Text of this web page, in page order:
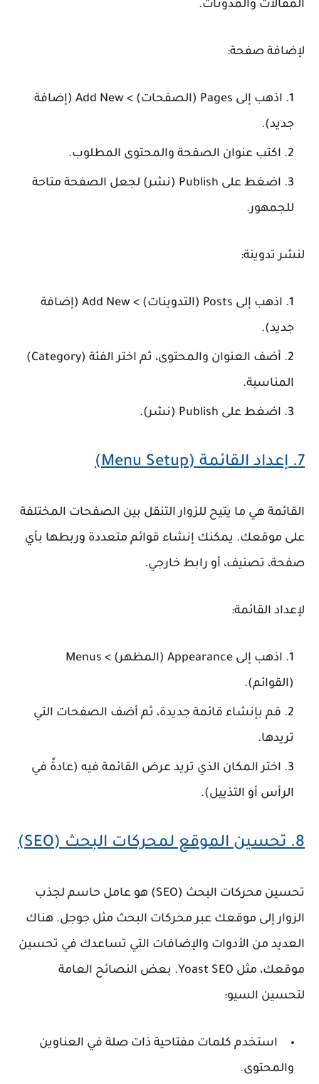
المقالات والمدونات.
لإضافة صفحة:
اذهب إلى
Pages (الصفحات) > Add New (إضافة
جديد).
اكتب عنوان الصفحة والمحتوى المطلوب.
اضغط على Publish (نشر)
لجعل الصفحة متاحة
للجمهور.
لنشر تدوينة:
اذهب إلى
Posts (التدوينات) > Add New (إضافة
جديد).
أضف العنوان والمحتوى، ثم اختر الفئة (Category)
المناسبة.
اضغط على Publish (نشر) .
7. إعداد القائمة (Menu Setup)
القائمة هي ما يتيح للزوار التنقل بين الصفحات المختلفة
على موقعك. يمكنك إنشاء قوائم متعددة وربطها بأي
صفحة، تصنيف، أو رابط خارجي.
لإعداد القائمة:
اذهب إلى
Appearance (المظهر) > Menus
(القوائم).
قم بإنشاء قائمة جديدة، ثم أضف الصفحات التي
تريدها.
اختر المكان الذي تريد عرض القائمة فيه (عادةً في
الرأس أو التذييل).
8. تحسين الموقع لمحركات البحث (SEO)
تحسين محركات البحث (SEO)
هو عامل حاسم لجذب
الزوار إلى موقعك عبر محركات البحث مثل جوجل. هناك
العديد من الأدوات والإضافات التي تساعدك في تحسين
موقعك، مثل Yoast SEO. بعض النصائح العامة
لتحسين السيو:
استخدم كلمات مفتاحية ذات صلة في العناوين
والمحتوى.